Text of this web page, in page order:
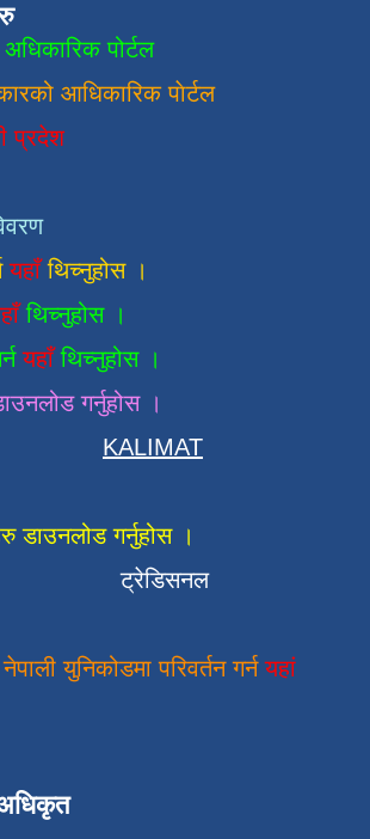
पोर्टल
आधिकारिकपाेर्टल
प्रदेश
यहाँ थिच्नुहोस ।
थिच्नुहोस ।
यहाँ थिच्नुहोस ।
गर्नुहोस ।
KALIMAT
डाउनलोड गर्नुहोस ।
ट्रेडिसनल
युनिकोडमा परिवर्तन गर्न यहां